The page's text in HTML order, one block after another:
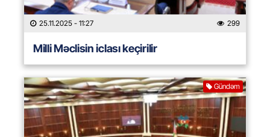
25.11.2025 - 11:27 299
Milli Məclisin iclası keçirilir
Gündəm